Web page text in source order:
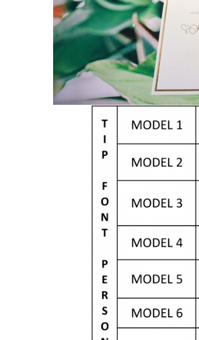
Puzzle personalizat
Rame foto personalizate
Sort personalizat
Tricouri personalizate
evenimente
Tavita de mot
Umerase Personalizate
Pahare personalizate